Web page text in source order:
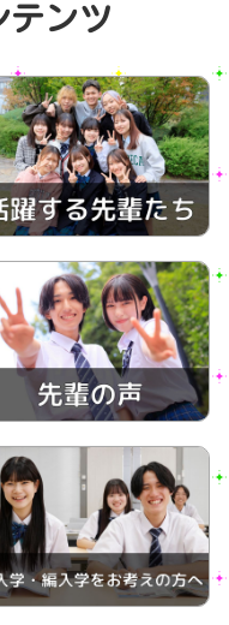
テンツ